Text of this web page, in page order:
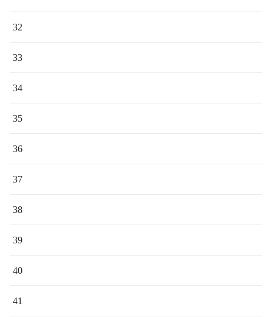
32
33
34
35
36
37
38
39
40
41